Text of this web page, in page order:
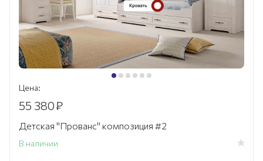
Цена:
55 380₽
Детская "Прованс" композиция #2
В наличии